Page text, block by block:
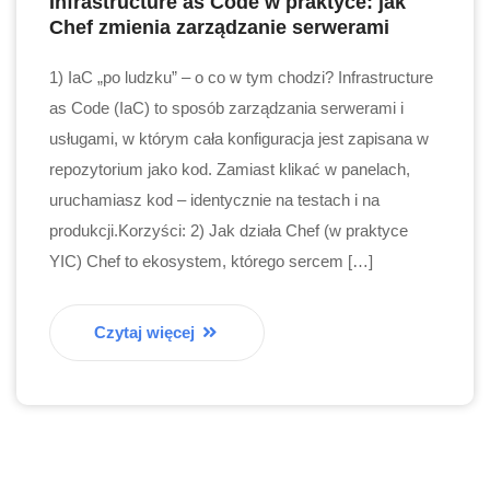
Chef zmienia zarządzanie serwerami
1) IaC „po ludzku” – o co w tym chodzi? Infrastructure
as Code (IaC) to sposób zarządzania serwerami i
usługami, w którym cała konfiguracja jest zapisana w
repozytorium jako kod. Zamiast klikać w panelach,
uruchamiasz kod – identycznie na testach i na
produkcji.Korzyści: 2) Jak działa Chef (w praktyce
YIC) Chef to ekosystem, którego sercem […]
Czytaj więcej